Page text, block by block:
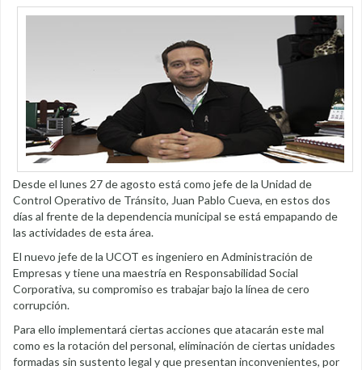
Desde el lunes 27 de agosto está como jefe de la Unidad de
Control Operativo de Tránsito, Juan Pablo Cueva, en estos dos
días al frente de la dependencia municipal se está empapando de
las actividades de esta área.
El nuevo jefe de la UCOT es ingeniero en Administración de
Empresas y tiene una maestría en Responsabilidad Social
Corporativa, su compromiso es trabajar bajo la línea de cero
corrupción.
Para ello implementará ciertas acciones que atacarán este mal
como es la rotación del personal, eliminación de ciertas unidades
formadas sin sustento legal y que presentan inconvenientes, por